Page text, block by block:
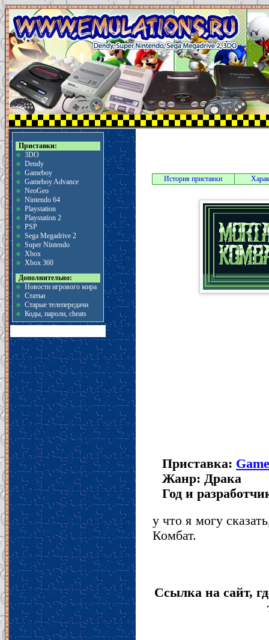
Приставки:
3DO
Dendy
Gameboy
Gameboy Advance
NeoGeo
Nintendo 64
Playstation
Playstation 2
PSP
Sega Megadrive 2
Super Nintendo
Xbox
Xbox 360
Дополнительно:
Новости игрового мира
Статьи
Старые телепередачи
Коды, пароли, cheats
История приставки
Приставка:
Жанр: Драка
Год и
у что я могу
Комбат.
Ссылка на сайт,